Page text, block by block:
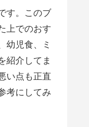
す。このブ
上でのおす
幼児食、ミ
紹介してま
い点も正直
考にしてみ